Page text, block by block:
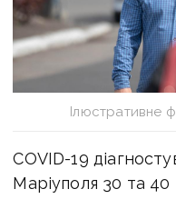
Ілюстративне
COVID-19
Маріуполя 30 та 40